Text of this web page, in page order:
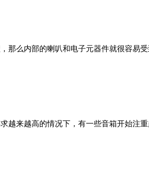
那么内部的喇叭和电子元器件就很容易
越来越高的情况下，有一些音箱开始注